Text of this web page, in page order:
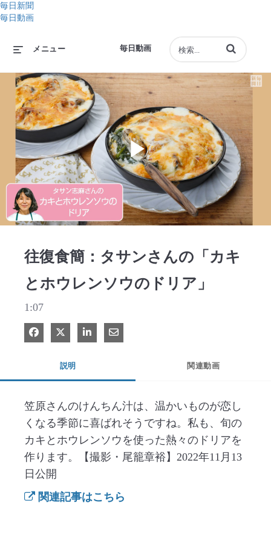
毎日新聞
毎日動画
毎日動画
メニュー 動画の検索語句
Play
往復食簡：タサンさんの「カキ
とホウレンソウのドリア」
1:07
Facebook で共有
Xで共有する
LinkedIn で共有
電子メールで共有
説明 関連動画
笠原さんのけんちん汁は、温かいものが恋し
くなる季節に喜ばれそうですね。私も、旬の
カキとホウレンソウを使った熱々のドリアを
作ります。【撮影・尾籠章裕】2022年11月13
日公開
関連記事はこちら